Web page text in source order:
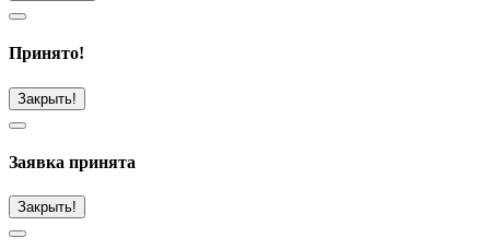
Принято!
Закрыть!
Заявка принята
Закрыть!